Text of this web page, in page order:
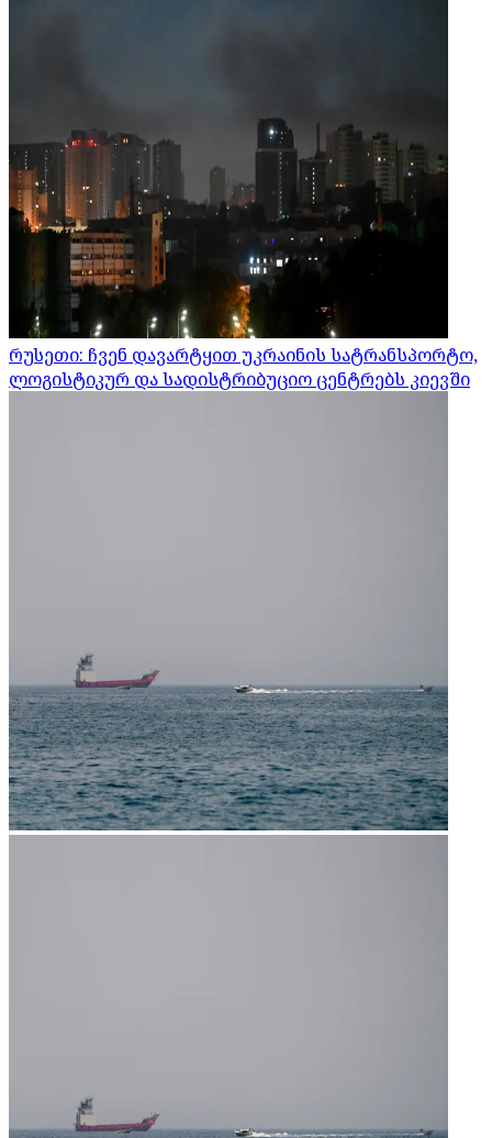
რუსეთი: ჩვენ დავარტყით უკრაინის სატრანსპორტო,
ლოგისტიკურ და სადისტრიბუციო ცენტრებს კიევში